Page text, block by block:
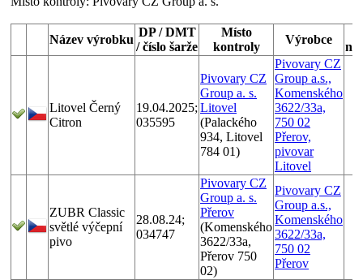
Název výrobku
DP / DMT
/ číslo šarže
Místo
kontroly
Výrobce
Litovel Černý
Citron
19.04.2025;
035595
Pivovary CZ
Group a. s.
Litovel
(Palackého
934, Litovel
784 01)
Pivovary CZ
Group a.s.,
Komenského
3622/33a,
750 02
Přerov,
pivovar
Litovel
ZUBR Classic
světlé výčepní
pivo
28.08.24;
034747
Pivovary CZ
Group a. s.
Přerov
(Komenského
3622/33a,
Přerov 750
02)
Pivovary CZ
Group a.s.,
Komenského
3622/33a,
750 02
Přerov